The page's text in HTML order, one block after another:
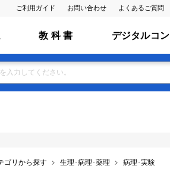
ご利用ガイド お問い合わせ よくあるご質問
教 科 書 デジタルコ
ゴリから探す 生理･病理･薬理
病理･実験